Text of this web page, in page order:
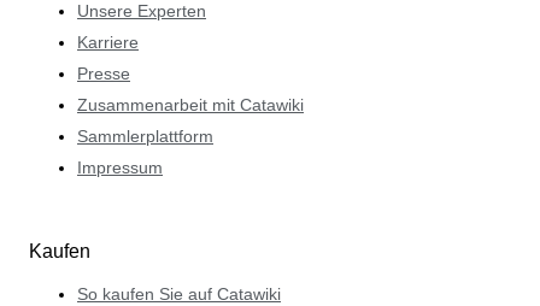
Unsere Experten
Karriere
Presse
Zusammenarbeit mit Catawiki
Sammlerplattform
Impressum
Kaufen
So kaufen Sie auf Catawiki